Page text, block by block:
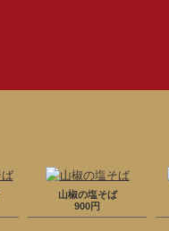
山椒の塩そば
900円